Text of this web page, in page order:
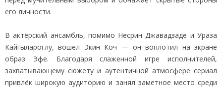
его личности.
В актёрский ансамбль, помимо Несрин Джавадзаде и Ураза
Кайгылароглу, вошёл Экин Коч — он воплотил на экране
образ Эфе. Благодаря слаженной игре исполнителей,
захватывающему сюжету и аутентичной атмосфере сериал
привлёк широкую аудиторию и занял заметное место среди